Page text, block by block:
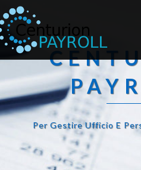
Per Gestire Ufficio E